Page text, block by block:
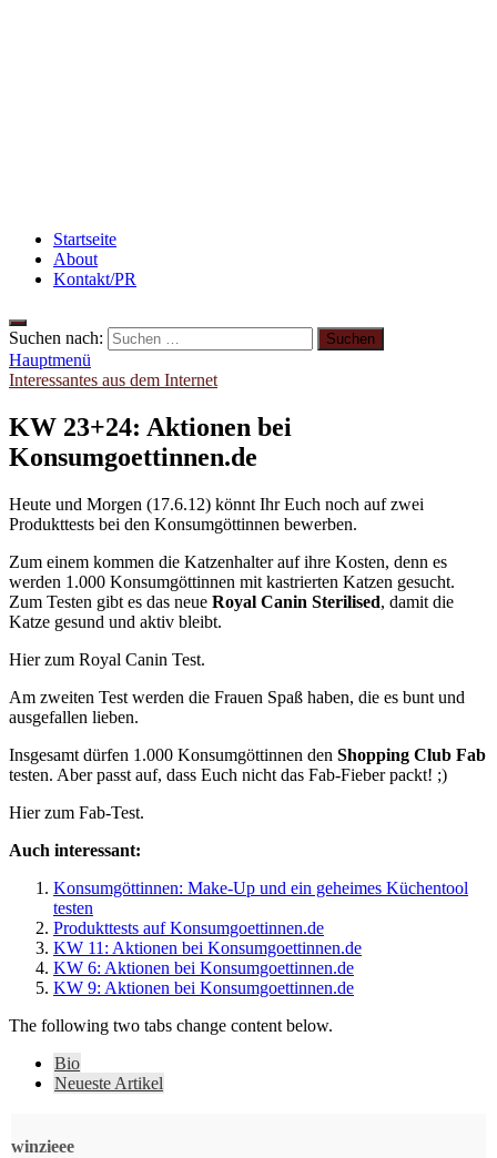
Startseite
About
Kontakt/PR
Suchen nach:
Hauptmenü
Interessantes aus dem Internet
KW 23+24: Aktionen bei
Konsumgoettinnen.de
Heute und Morgen (17.6.12) könnt Ihr Euch noch auf zwei
Produkttests bei den Konsumgöttinnen bewerben.
Zum einem kommen die Katzenhalter auf ihre Kosten, denn es
werden 1.000 Konsumgöttinnen mit kastrierten Katzen gesucht.
Zum Testen gibt es das neue Royal Canin Sterilised, damit die
Katze gesund und aktiv bleibt.
Hier zum Royal Canin Test.
Am zweiten Test werden die Frauen Spaß haben, die es bunt und
ausgefallen lieben.
Insgesamt dürfen 1.000 Konsumgöttinnen den Shopping Club Fab
testen. Aber passt auf, dass Euch nicht das Fab-Fieber packt! ;)
Hier zum Fab-Test.
Auch interessant:
Konsumgöttinnen: Make-Up und ein geheimes Küchentool
testen
Produkttests auf Konsumgoettinnen.de
KW 11: Aktionen bei Konsumgoettinnen.de
KW 6: Aktionen bei Konsumgoettinnen.de
KW 9: Aktionen bei Konsumgoettinnen.de
The following two tabs change content below.
Bio
Neueste Artikel
winzieee